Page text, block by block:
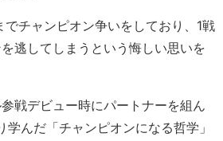
でチャンピオン争いをしており、1戦
逃してしまうという悔しい思いを
戦デビュー時にパートナーを組ん
学んだ「チャンピオンになる哲学」